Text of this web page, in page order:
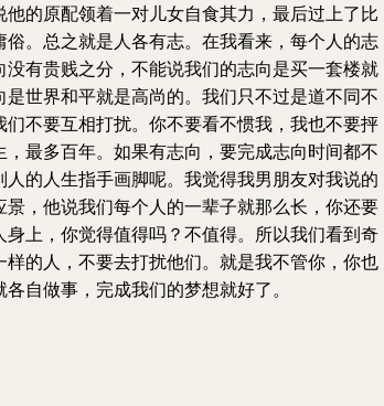
的原配领着一对儿女自食其力，最后过上了比
俗。总之就是人各有志。在我看来，每个人的志
没有贵贱之分，不能说我们的志向是买一套楼就
是世界和平就是高尚的。我们只不过是道不同不
们不要互相打扰。你不要看不惯我，我也不要抨
最多百年。如果有志向，要完成志向时间都不
人的人生指手画脚呢。我觉得我男朋友对我说的
景，他说我们每个人的一辈子就那么长，你还要
身上，你觉得值得吗？不值得。所以我们看到奇
样的人，不要去打扰他们。就是我不管你，你也
自做事，完成我们的梦想就好了。